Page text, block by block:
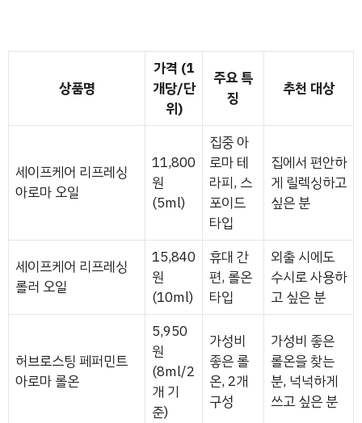
상품명
가격 (1
개당/단
위)
주요 특
징
추천 대상
세이프케어 리프레싱
아로마 오일
11,800
원
(5ml)
집중 아
로마 테
라피, 스
포이드
타입
집에서 편안하
게 릴렉싱하고
싶은 분
세이프케어 리프레싱
롤러 오일
15,840
원
(10ml)
휴대 간
편, 롤온
타입
외출 시에도
수시로 사용하
고 싶은 분
허브로스팅 페퍼민트
아로마 롤온
5,950
원
(8ml/2
개 기
준)
가성비
좋은 롤
온, 2개
구성
가성비 좋은
롤온을 찾는
분, 넉넉하게
쓰고 싶은 분